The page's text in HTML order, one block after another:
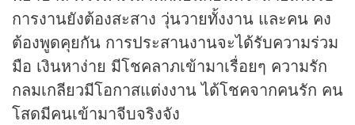
การงานยังต้องสะสาง วุ่นวายทั้งงาน และคน คง
ต้องพูดคุยกัน การประสานงานจะได้รับความร่วม
มือ เงินหาง่าย มีโชคลาภเข้ามาเรื่อยๆ ความรัก
กลมเกลียวมีโอกาสแต่งงาน ได้โชคจากคนรัก คน
โสดมีคนเข้ามาจีบจริงจัง